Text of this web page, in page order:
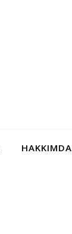
HAKKIMDA